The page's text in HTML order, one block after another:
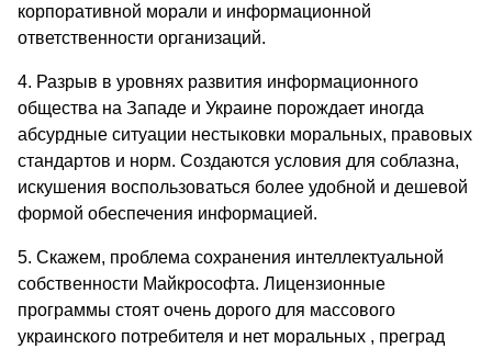
корпоративной морали и информационной
ответственности организаций.
4. Разрыв в уровнях развития информационного
общества на Западе и Украине порождает иногда
абсурдные ситуации нестыковки моральных, правовых
стандартов и норм. Создаются условия для соблазна,
искушения воспользоваться более удобной и дешевой
формой обеспечения информацией.
5. Скажем, проблема сохранения интеллектуальной
собственности Майкрософта. Лицензионные
программы стоят очень дорого для массового
украинского потребителя и нет моральных , преград